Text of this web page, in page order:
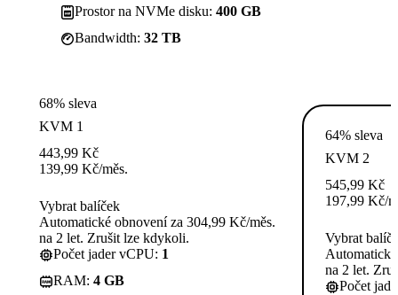
Prostor na NVMe disku: 400 GB
Bandwidth: 32 TB
68% sleva
KVM 1
443,99 Kč
139,99 Kč/měs.
Vybrat balíček
Automatické obnovení za 304,99 Kč/měs.
na 2 let. Zrušit lze kdykoli.
Počet jader vCPU: 1
RAM: 4 GB
64% sleva
KVM 2
545,99 Kč
197,99 Kč/
Vybrat
na 2 let.
Počet